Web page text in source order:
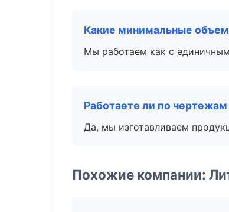
Какие минимальные
Мы работаем как с
Работаете ли по чертежам
Да, мы изготавливаем
Похожие компании: